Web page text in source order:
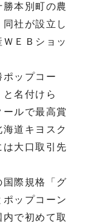
本別町の農
社が設立し
ＥＢショッ
ップコー
名付けら
ルで最高賞
道キヨスク
大口取引先
際規格「グ
ップコーン
で初めて取